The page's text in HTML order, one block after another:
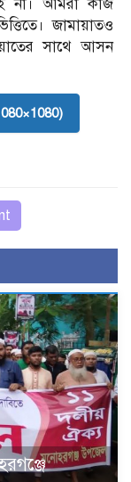
না। আমরা কাজ
জামায়াতও
সাথে আসন